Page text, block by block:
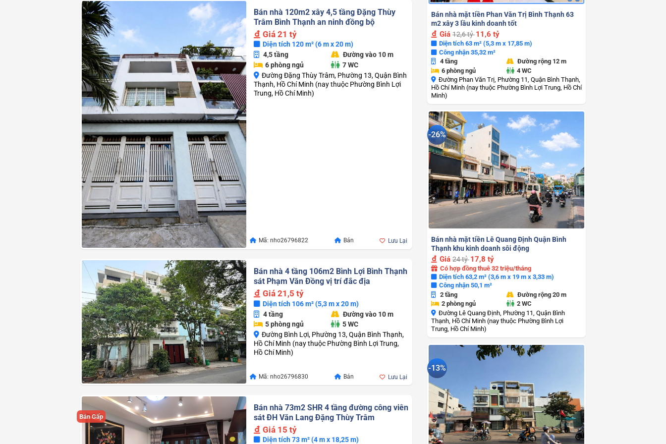
31.000.000.000 ₫.
Bán nhà 120m2 xây 4,5 tầng Đặng Thùy
Trâm Bình Thạnh an ninh đồng bộ
Giá 21 tỷ
Diện tích 120 m² (6 m x 20 m)
4,5 tầng
Đường vào 10 m
6 phòng ngủ
7 WC
Đường Đặng Thùy Trâm, Phường 13, Quận Bình
Thạnh, Hồ Chí Minh (nay thuộc Phường Bình Lợi
Trung, Hồ Chí Minh)
Mã: nho26796822 Bán Lưu Lại
Bán nhà 4 tầng 106m2 Bình Lợi Bình Thạnh
sát Phạm Văn Đồng vị trí đắc địa
Giá 21,5 tỷ
Diện tích 106 m² (5,3 m x 20 m)
4 tầng
Đường vào 10 m
5 phòng ngủ
5 WC
Đường Bình Lợi, Phường 13, Quận Bình Thạnh,
Hồ Chí Minh (nay thuộc Phường Bình Lợi Trung,
Hồ Chí Minh)
Mã: nho26796830 Bán Lưu Lại
Bán Gấp
Bán nhà 73m2 SHR 4 tầng đường công viên
sát ĐH Văn Lang Đặng Thùy Trâm
Giá 15 tỷ
Diện tích 73 m² (4 m x 18,25 m)
Bán nhà mặt tiền Phan Văn Trị Bình Thạnh 63
m2 xây 3 lầu kinh doanh tốt
Giá12,6 tỷ 11,6 tỷ
Diện tích 63 m² (5,3 m x 17,85 m)
Công nhận 35,32 m²
4 tầng
Đường rộng 12 m
6 phòng ngủ
4 WC
Đường Phan Văn Trị, Phường 11, Quận Bình Thạnh,
Hồ Chí Minh (nay thuộc Phường Bình Lợi Trung, Hồ Chí
Minh)
-26%
Bán nhà mặt tiền Lê Quang Định Quận Bình
Thạnh khu kinh doanh sôi động
Giá24 tỷ 17,8 tỷ
Có hợp đồng thuê 32 triệu/tháng
Diện tích 63,2 m² (3,6 m x 19 m x 3,33 m)
Công nhận 50,1 m²
2 tầng
Đường rộng 20 m
2 phòng ngủ
2 WC
Đường Lê Quang Định, Phường 11, Quận Bình
Thạnh, Hồ Chí Minh (nay thuộc Phường Bình Lợi
Trung, Hồ Chí Minh)
-13%